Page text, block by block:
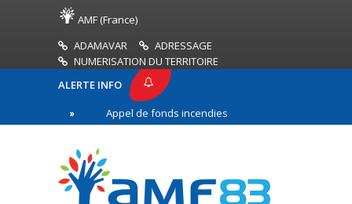
AMF (France)
ADAMAVAR
ADRESSAGE
NUMERISATION DU TERRITOIRE
ALERTE INFO
Appel de fonds incendies de forêt